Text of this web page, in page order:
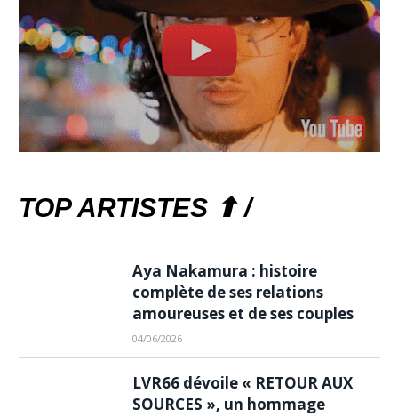
TOP ARTISTES ⬆ /
Aya Nakamura : histoire
complète de ses relations
amoureuses et de ses couples
04/06/2026
LVR66 dévoile « RETOUR AUX
SOURCES », un hommage